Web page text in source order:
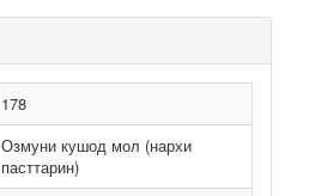
178
Озмуни кушод мол (нархи
пасттарин)